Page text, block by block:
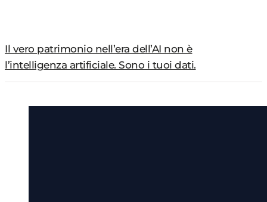
Il vero patrimonio nell’era dell’AI non è
l’intelligenza artificiale. Sono i tuoi dati.